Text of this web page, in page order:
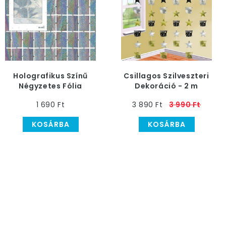
Holografikus Színű
Négyzetes Fólia
200 cm-es
1 690 Ft
KOSÁRBA
Csillagos Szilveszteri
Dekoráció - 2 m
3 890 Ft
3 990 Ft
KOSÁRBA